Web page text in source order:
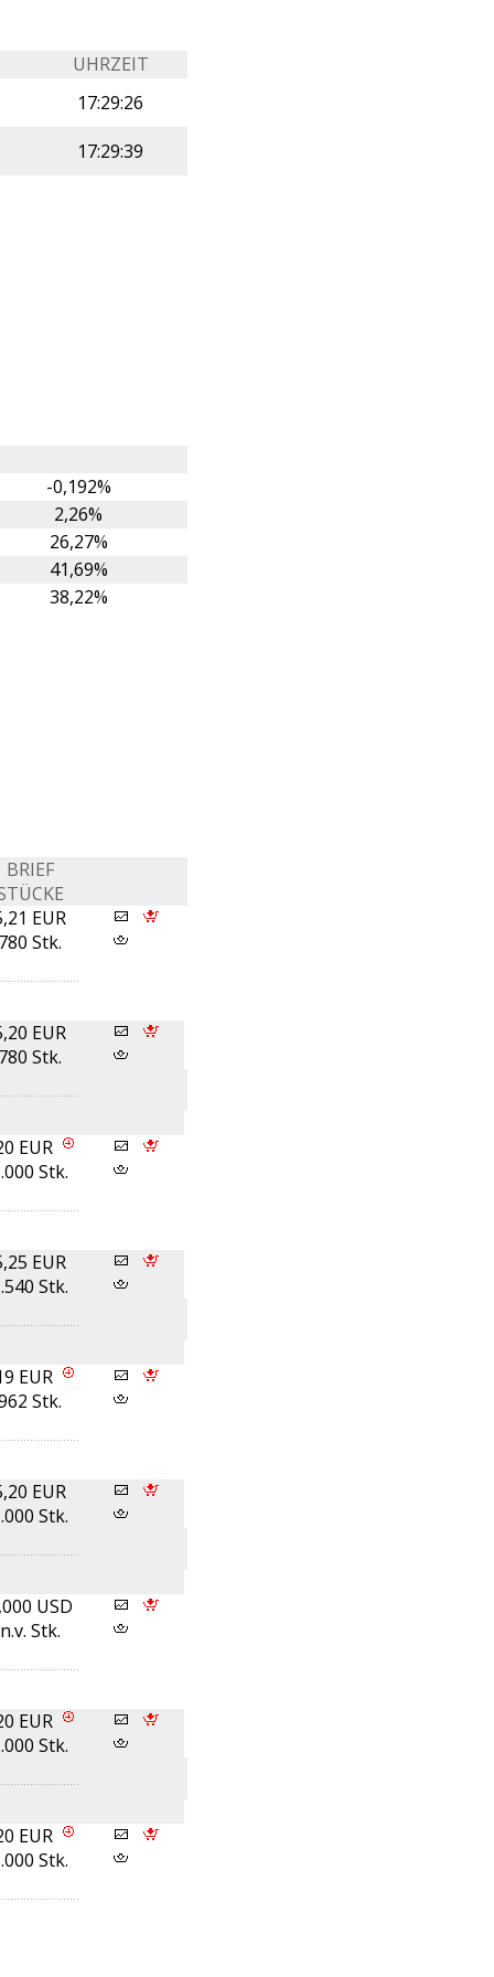
UHRZEIT
17:29:26
17:29:39
-0,192%
2,26%
26,27%
41,69%
38,22%
BRIEF
EUR
780 Stk.
EUR
780 Stk.
EUR
Stk.
EUR
Stk.
EUR
Stk.
EUR
Stk.
USD
n.v. Stk.
EUR
Stk.
EUR
Stk.